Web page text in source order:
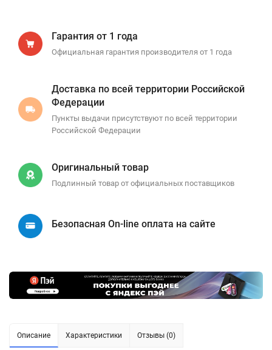
Гарантия от 1 года
Официальная гарантия производителя от 1 года
Доставка по всей территории Российской
Федерации
Пункты выдачи присутствуют по всей территории
Российской Федерации
Оригинальный товар
Подлинный товар от официальных поставщиков
Безопасная On-line оплата на сайте
Описание Характеристики Отзывы (0)